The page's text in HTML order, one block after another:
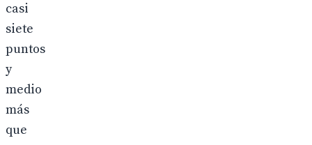
casi
siete
puntos
y
medio
más
que